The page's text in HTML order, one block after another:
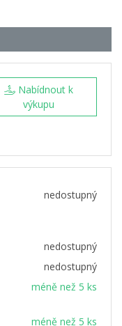
výkupu
nedostupný
nedostupný
nedostupný
méně než 5 ks
méně než 5 ks